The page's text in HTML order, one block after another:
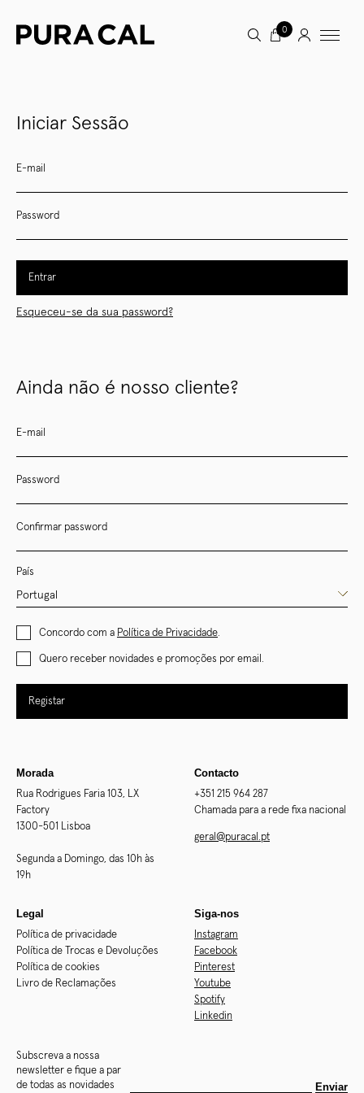
0
Iniciar Sessão
E-mail
Password
Entrar
Esqueceu-se da sua password?
Ainda não é nosso cliente?
E-mail
Password
Confirmar password
País
Concordo com a Política de Privacidade.
Quero receber novidades e promoções por email.
Registar
Morada
Rua Rodrigues Faria 103, LX
Factory
1300-501 Lisboa
Segunda a Domingo, das 10h às
19h
Contacto
+351 215 964 287
Chamada para a rede fixa nacional
geral@puracal.pt
Legal
Política de privacidade
Política de Trocas e Devoluções
Política de cookies
Livro de Reclamações
Siga-nos
Instagram
Facebook
Pinterest
Youtube
Spotify
Linkedin
Subscreva a nossa
newsletter e fique a par
de todas as novidades
Enviar